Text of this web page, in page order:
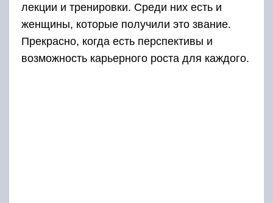
лекции и тренировки. Среди них есть и
женщины, которые получили это звание.
Прекрасно, когда есть перспективы и
возможность карьерного роста для каждого.